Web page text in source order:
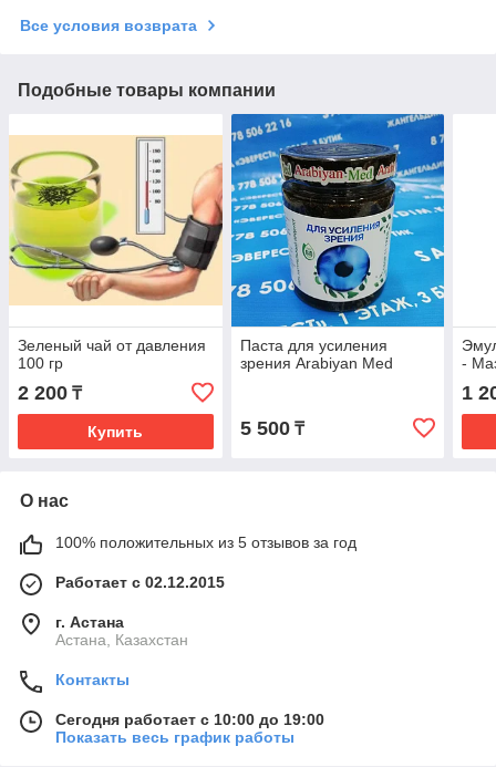
Все условия возврата
Подобные товары компании
Зеленый чай от давления
100 гр
2 200 ₸
Купить
Паста для усиления
зрения Arabiyan Med
5 500₸
-
1
О нас
100% положительных из 5 отзывов за год
Работает с 02.12.2015
г. Астана
Астана, Казахстан
Контакты
Сегодня работает с 10:00 до 19:00
Показать весь график работы